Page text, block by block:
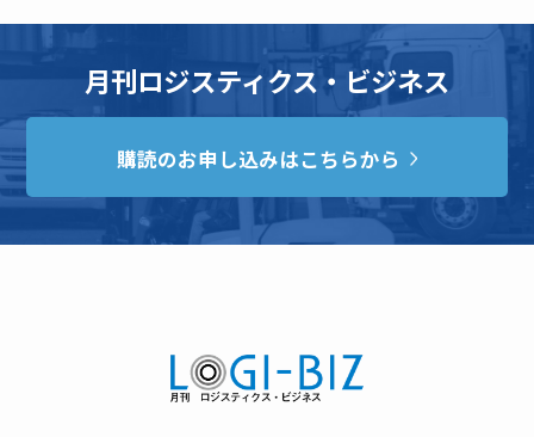
月刊ロジスティクス・ビジネス
購読のお申し込みはこちらから